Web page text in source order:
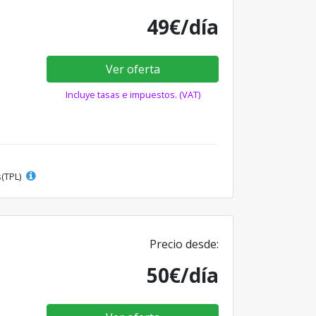
49€/día
Ver oferta
Incluye tasas e impuestos. (VAT)
Precio desde:
50€/día